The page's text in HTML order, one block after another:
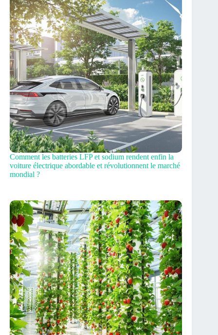
Comment les batteries LFP et sodium rendent enfin la
voiture électrique abordable et révolutionnent le marché
mondial ?